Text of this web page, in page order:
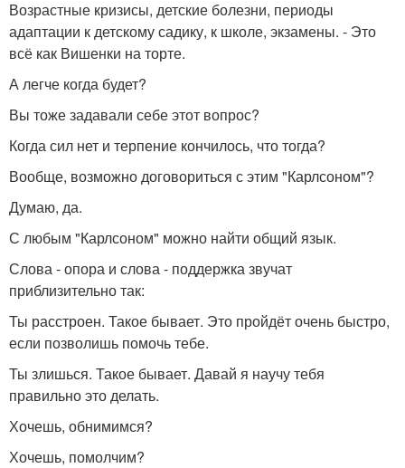
Возрастные кризисы, детские болезни, периоды
адаптации к детскому садику, к школе, экзамены. - Это
всё как Вишенки на торте.
А легче когда будет?
Вы тоже задавали себе этот вопрос?
Когда сил нет и терпение кончилось, что тогда?
Вообще, возможно договориться с этим "Карлсоном"?
Думаю, да.
С любым "Карлсоном" можно найти общий язык.
Слова - опора и слова - поддержка звучат
приблизительно так:
Ты расстроен. Такое бывает. Это пройдёт очень быстро,
если позволишь помочь тебе.
Ты злишься. Такое бывает. Давай я научу тебя
правильно это делать.
Хочешь, обнимимся?
Хочешь, помолчим?